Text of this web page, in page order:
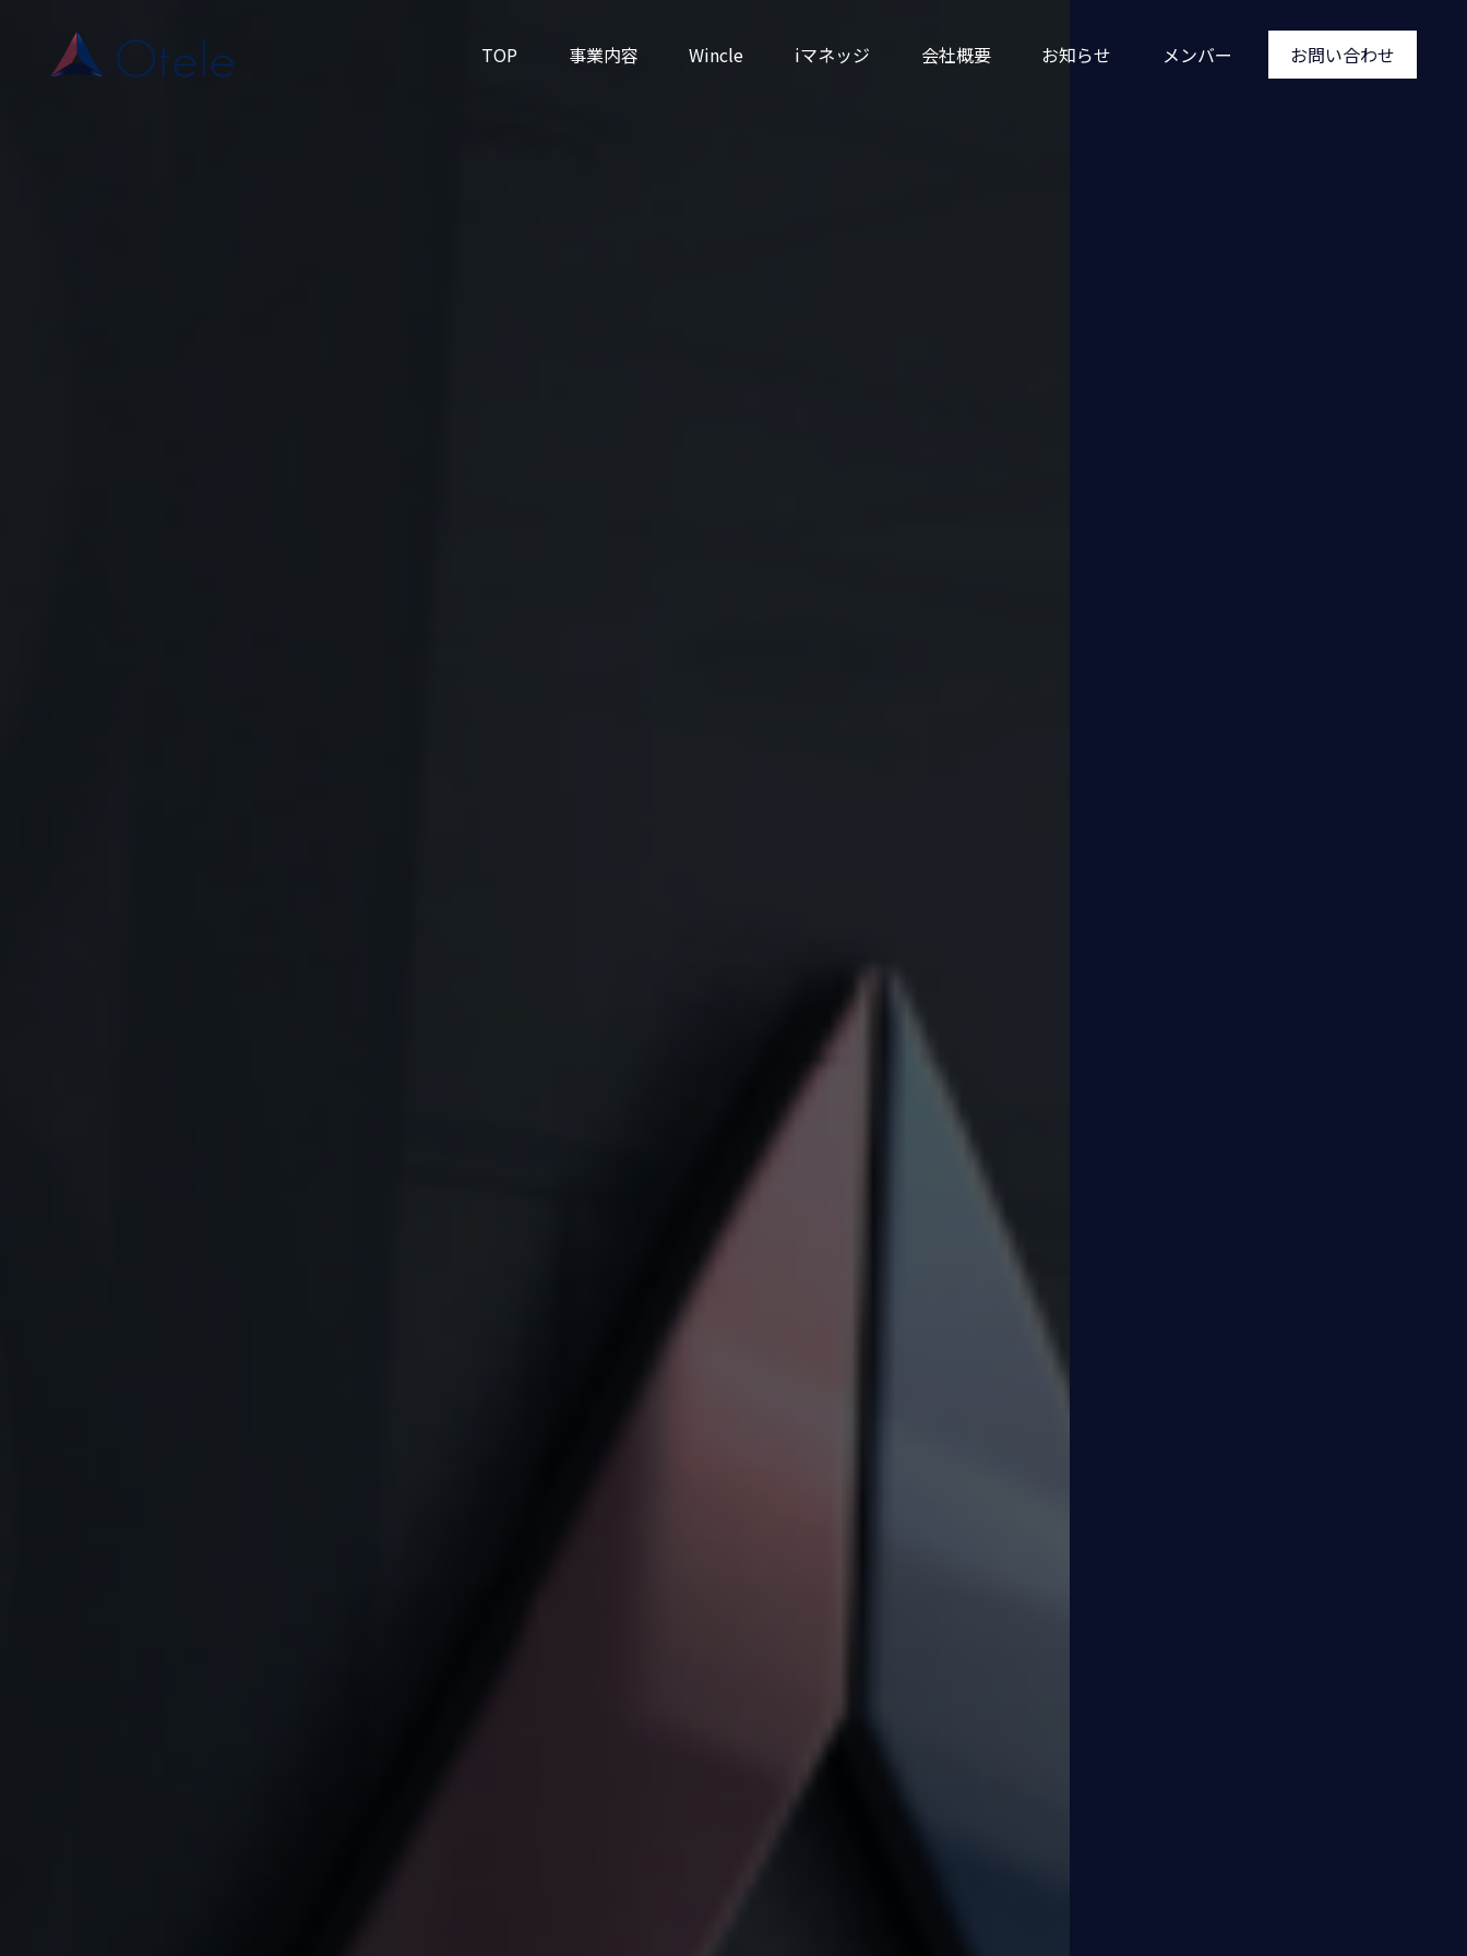
TOP 事業内容 Wincle iマネッジ 会社概要 お知らせ メンバー お問い合わせ